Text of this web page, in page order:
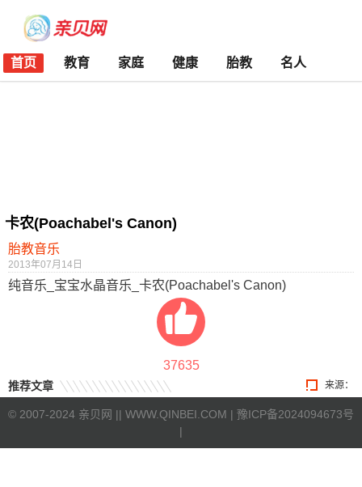
首页 教育 家庭 健康 胎教 名人
卡农(Poachabel's Canon)
胎教音乐
2013年07月14日
纯音乐_宝宝水晶音乐_卡农(Poachabel's Canon)
37635
来源：
推荐文章
© 2007-2024 亲贝网 || WWW.QINBEI.COM | 豫ICP备2024094673号
|